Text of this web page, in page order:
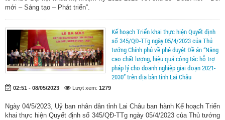
mới – Sáng tạo – Phát triển”.
Kế hoạch Triển khai thực hiện Quyết định
số 345/QĐ-TTg ngày 05/4/2023 của Thủ
tướng Chính phủ về phê duyệt Đề án “Nâng
cao chất lượng, hiệu quả công tác hỗ trợ
pháp lý cho doanh nghiệp giai đoạn 2021-
2030” trên địa bàn tỉnh Lai Châu
02:51 - 08/05/2023 Lượt xem: 1279
Ngày 04/5/2023, Uỷ ban nhân dân tỉnh Lai Châu ban hành Kế hoạch Triển
khai thực hiện Quyết định số 345/QĐ-TTg ngày 05/4/2023 của Thủ tướng